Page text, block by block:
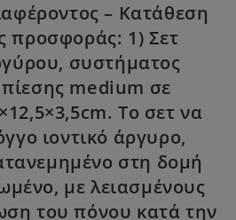
– Κατάθεση
προσφοράς: 1) Σετ
συστήματος
medium σε
Το σετ να
ιοντικό άργυρο,
στη δομή
με λειασμένους
του πόνου κατά την